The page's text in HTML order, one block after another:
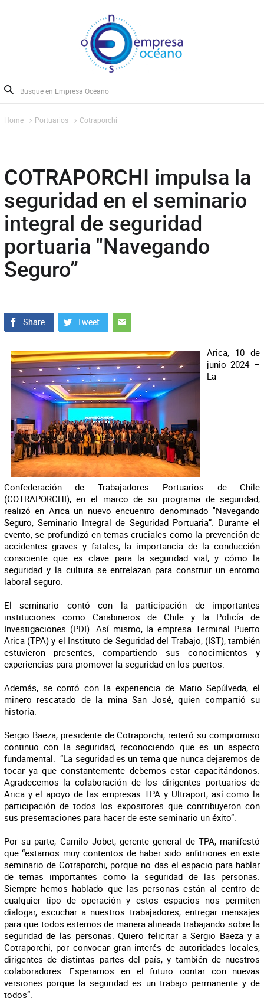
Home Portuarios Cotraporchi
COTRAPORCHI impulsa la
seguridad en el seminario
integral de seguridad
portuaria "Navegando
Seguro”
Arica, 10 de
junio 2024 –
La
Confederación de Trabajadores Portuarios de Chile
(COTRAPORCHI), en el marco de su programa de seguridad,
realizó en Arica un nuevo encuentro denominado "Navegando
Seguro, Seminario Integral de Seguridad Portuaria”. Durante el
evento, se profundizó en temas cruciales como la prevención de
accidentes graves y fatales, la importancia de la conducción
consciente que es clave para la seguridad vial, y cómo la
seguridad y la cultura se entrelazan para construir un entorno
laboral seguro.
El seminario contó con la participación de importantes
instituciones como Carabineros de Chile y la Policía de
Investigaciones (PDI). Así mismo, la empresa Terminal Puerto
Arica (TPA) y el Instituto de Seguridad del Trabajo, (IST), también
estuvieron presentes, compartiendo sus conocimientos y
experiencias para promover la seguridad en los puertos.
Además, se contó con la experiencia de Mario Sepúlveda, el
minero rescatado de la mina San José, quien compartió su
historia.
Sergio Baeza, presidente de Cotraporchi, reiteró su compromiso
continuo con la seguridad, reconociendo que es un aspecto
fundamental. “La seguridad es un tema que nunca dejaremos de
tocar ya que constantemente debemos estar capacitándonos.
Agradecemos la colaboración de los dirigentes portuarios de
Arica y el apoyo de las empresas TPA y Ultraport, así como la
participación de todos los expositores que contribuyeron con
sus presentaciones para hacer de este seminario un éxito”.
Por su parte, Camilo Jobet, gerente general de TPA, manifestó
que “estamos muy contentos de haber sido anfitriones en este
seminario de Cotraporchi, porque no das el espacio para hablar
de temas importantes como la seguridad de las personas.
Siempre hemos hablado que las personas están al centro de
cualquier tipo de operación y estos espacios nos permiten
dialogar, escuchar a nuestros trabajadores, entregar mensajes
para que todos estemos de manera alineada trabajando sobre la
seguridad de las personas. Quiero felicitar a Sergio Baeza y a
Cotraporchi, por convocar gran interés de autoridades locales,
dirigentes de distintas partes del país, y también de nuestros
colaboradores. Esperamos en el futuro contar con nuevas
versiones porque la seguridad es un trabajo permanente y de
todos”.